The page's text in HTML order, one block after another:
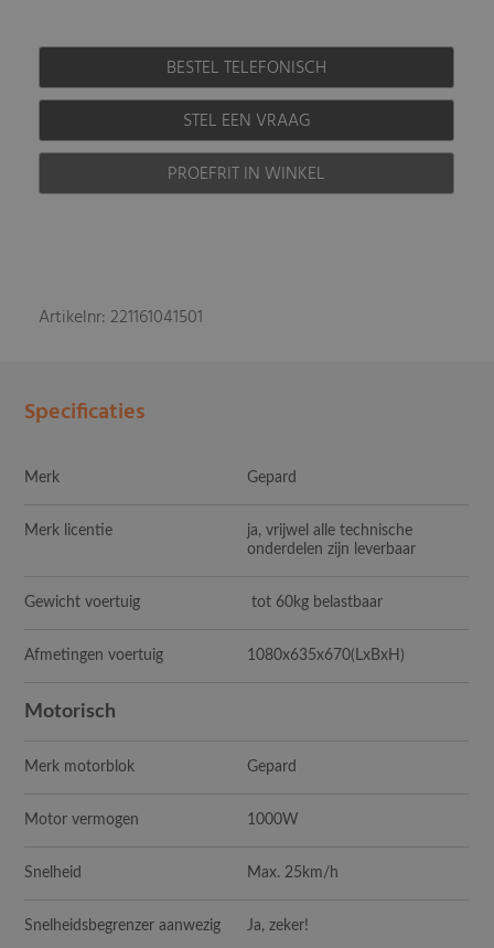
BESTEL TELEFONISCH
STEL EEN VRAAG
PROEFRIT IN WINKEL
Artikelnr: 221161041501
Specificaties
Merk Gepard
Merk licentie
ja, vrijwel alle technische
onderdelen zijn leverbaar
Gewicht voertuig tot 60kg belastbaar
Afmetingen voertuig 1080x635x670(LxBxH)
Motorisch
Merk motorblok Gepard
Motor vermogen 1000W
Snelheid Max. 25km/h
Snelheidsbegrenzer aanwezig Ja, zeker!